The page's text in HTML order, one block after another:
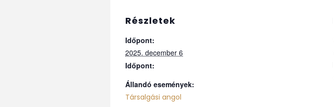
Részletek
Időpont:
2025. december 6
Időpont:
Állandó események:
Társalgási angol